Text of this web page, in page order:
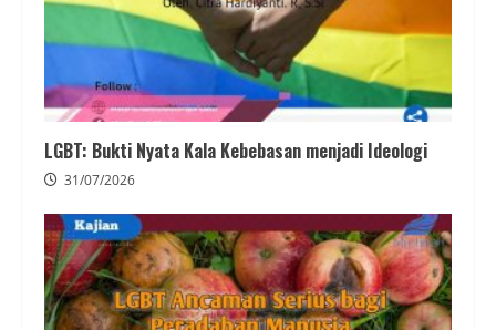
LGBT: Bukti Nyata Kala Kebebasan menjadi Ideologi
31/07/2026